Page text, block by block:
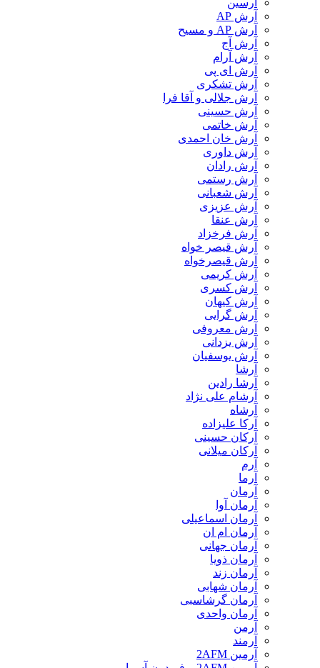
آرش AP
آرش AP و مسیح
آرش آج
آرش آرام
آرش ای پی
آرش تشکری
آرش جلالی و آقا فرا
آرش حسینی
آرش خاتمی
آرش خان احمدی
آرش داوری
آرش رادان
آرش رستمى
آرش شعبانی
آرش عزیزی
آرش عنقا
آرش فرخزاد
آرش قیصر خواه
آرش قیصرخواه
آرش کریمی
آرش کسری
آرش کیهان
آرش گرایی
آرش معروفی
آرش یزدانی
آرش یوسفیان
آرشا
آرشا رادین
آرشام علی نژاد
آرشاه
آرکا علیزاده
آرکان حسینی
آرکان میلانی
آرم
آرما
آرمان
آرمان آوا
آرمان اسماعیلی
آرمان ام ان
آرمان جهانی
آرمان ذویا
آرمان زند
آرمان شهابی
آرمان گرشاسبی
آرمان واحدی
آرمن
آرمند
آرمین 2AFM